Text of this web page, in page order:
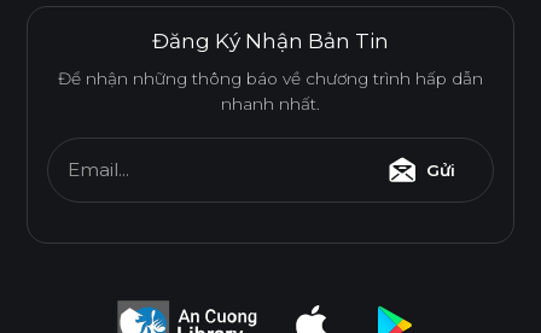
1220*3050
1220*3660 o
* Tuỳ theo mã sản phẩm sẽ có kích thước khác
nhau.
Đăng Ký Nhận Bản Tin
Để nhận những thông báo về chương trình hấp dẫn
nhanh nhất.
Email... Gửi